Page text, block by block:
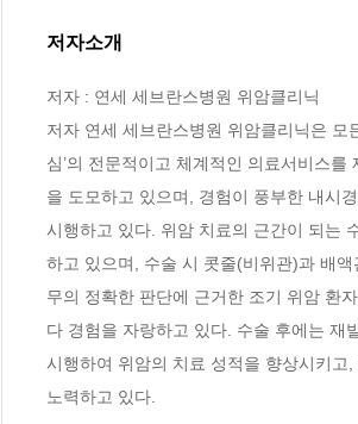
저자소개
저자 : 연세 세브란스병원 위암클리닉
저자 연세 세브란스병원 위암클리닉은
심’의 전문적이고 체계적인 의료서비스
을 도모하고 있으며, 경험이 풍부한 내시
시행하고 있다. 위암 치료의 근간이 되는
하고 있으며, 수술 시 콧줄(비위관)과 배
무의 정확한 판단에 근거한 조기 위암 환
다 경험을 자랑하고 있다. 수술 후에는 재
시행하여 위암의 치료 성적을 향상시키고
노력하고 있다.